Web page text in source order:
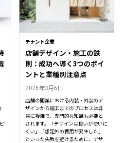
テナント企業
店舗デザイン・施工の鉄
則：成功へ導く3つのポイ
ントと業種別注意点
2026年3月6日
店舗の開業における内装・外装のデ
ザインから施工までのプロセスは非
常に複雑で、専門的な知識も必要と
されます。「デザインは良いが使いに
くい」「想定外の費用が発生した」
といった失敗を避けるために、デザ